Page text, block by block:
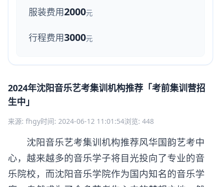
服装费用2000元
行程费用3000元
2024年沈阳音乐艺考集训机构推荐「考前集训营招
生中」
来源: fhgy 时间: 2024-06-12 11:01:54 浏览: 448
沈阳音乐艺考集训机构推荐风华国韵艺考中
心，越来越多的音乐学子将目光投向了专业的音
乐院校，而沈阳音乐学院作为国内知名的音乐学